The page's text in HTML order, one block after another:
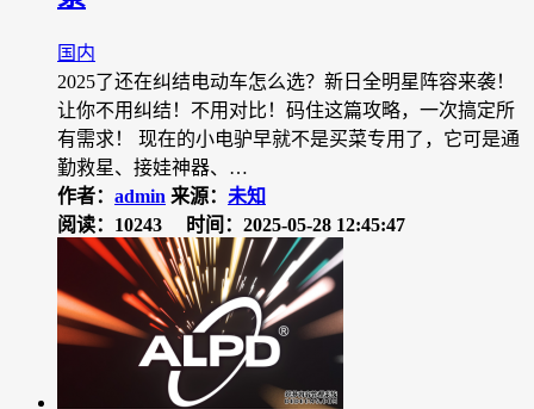
国内
2025了还在纠结电动车怎么选？新日全明星阵容来袭！
让你不用纠结！不用对比！码住这篇攻略，一次搞定所
有需求！ 现在的小电驴早就不是买菜专用了，它可是通
勤救星、接娃神器、…
作者： admin 来源： 未知
阅读：10243
时间：2025-05-28 12:45:47